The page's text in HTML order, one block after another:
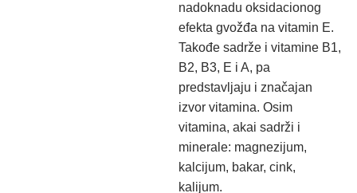
nadoknadu oksidacionog
efekta gvožđa na vitamin E.
Takođe sadrže i vitamine B1,
B2, B3, E i A, pa
predstavljaju i značajan
izvor vitamina. Osim
vitamina, akai sadrži i
minerale: magnezijum,
kalcijum, bakar, cink,
kalijum.